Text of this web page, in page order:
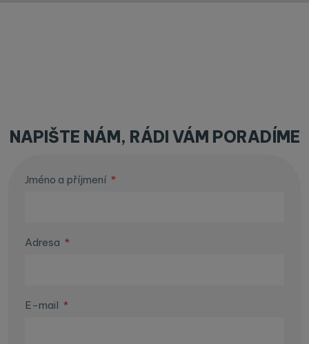
NAPIŠTE NÁM, RÁDI VÁM PORADÍME
Jméno a příjmení *
Adresa *
E-mail *